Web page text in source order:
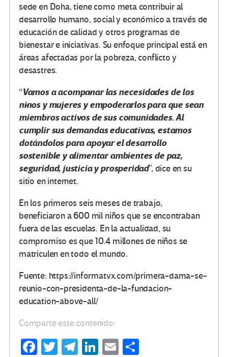
sede en Doha, tiene como meta contribuir al
desarrollo humano, social y económico a través de
educación de calidad y otros programas de
bienestar e iniciativas. Su enfoque principal está en
áreas afectadas por la pobreza, conflicto y
desastres.
“Vamos a acompañar las necesidades de los
niños y mujeres y empoderarlos para que sean
miembros activos de sus comunidades. Al
cumplir sus demandas educativas, estamos
dotándolos para apoyar el desarrollo
sostenible y alimentar ambientes de paz,
seguridad, justicia y prosperidad”, dice en su
sitio en internet.
En los primeros seis meses de trabajo,
beneficiaron a 600 mil niños que se encontraban
fuera de las escuelas. En la actualidad, su
compromiso es que 10.4 millones de niños se
matriculen en todo el mundo.
Fuente: https://informatvx.com/primera-dama-se-
reunio-con-presidenta-de-la-fundacion-
education-above-all/
Comparte este contenido:
Fa T
Te Li
E